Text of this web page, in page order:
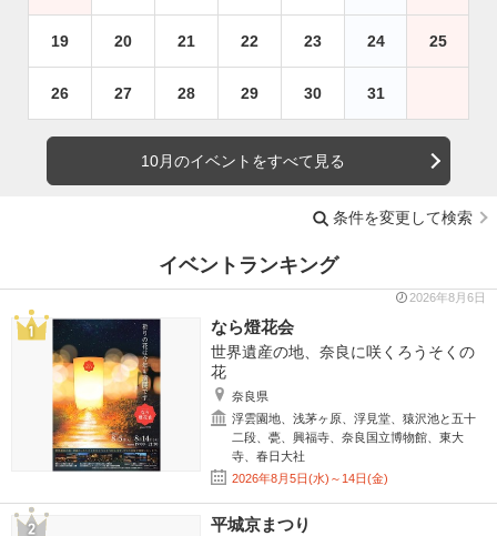
19 20 21 22 23 24 25
26 27 28 29 30 31
10月のイベントをすべて見る
条件を変更して検索
イベントランキング
2026年8月6日
なら燈花会
世界遺産の地、奈良に咲くろうそくの
花
奈良県
浮雲園地、浅茅ヶ原、浮見堂、猿沢池と五十
二段、甍、興福寺、奈良国立博物館、東大
寺、春日大社
2026年8月5日(水)～14日(金)
平城京まつり